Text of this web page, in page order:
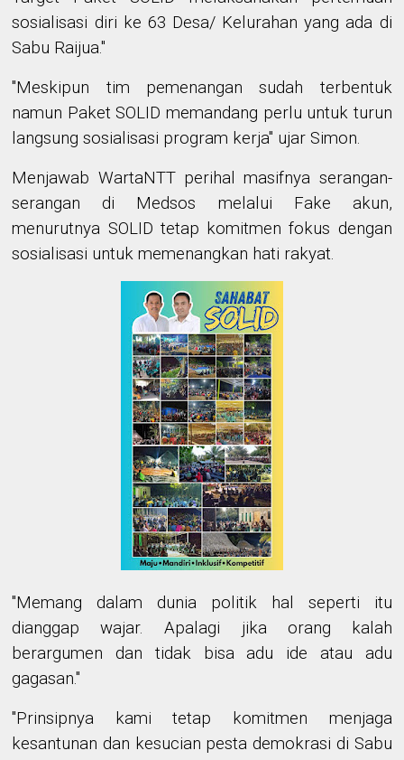
sosialisasi diri ke 63 Desa/ Kelurahan yang ada di
Sabu Raijua."
"Meskipun tim pemenangan sudah terbentuk
namun Paket SOLID memandang perlu untuk turun
langsung sosialisasi program kerja" ujar Simon.
Menjawab WartaNTT perihal masifnya serangan-
serangan di Medsos melalui Fake akun,
menurutnya SOLID tetap komitmen fokus dengan
sosialisasi untuk memenangkan hati rakyat.
"Memang dalam dunia politik hal seperti itu
dianggap wajar. Apalagi jika orang kalah
berargumen dan tidak bisa adu ide atau adu
gagasan."
"Prinsipnya kami tetap komitmen menjaga
kesantunan dan kesucian pesta demokrasi di Sabu